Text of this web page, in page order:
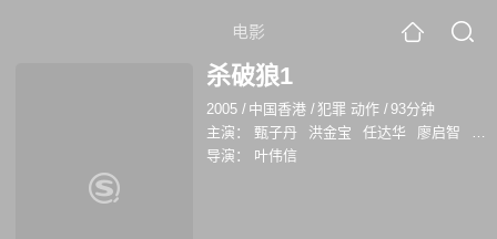
电影
杀破狼1
2005 / 中国香港 /犯罪 动作 /93分钟
主演：
甄子丹 洪金宝 任达华 廖启智
吴
导演：
叶伟信